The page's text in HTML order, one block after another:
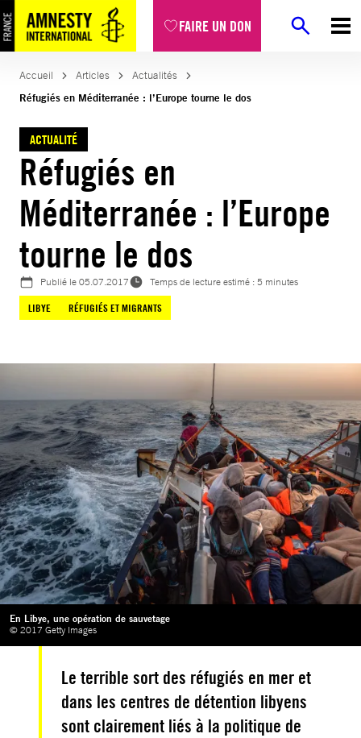
FAIRE UN DON
Aller
au
contenu
Accueil Articles
Actualités
Réfugiés en Méditerranée : l’Europe tourne le dos
ACTUALITÉ
Réfugiés en
Méditerranée : l’Europe
tourne le dos
Publié le05.07.2017
Temps de lecture estimé : 5 minutes
LIBYE
RÉFUGIÉS ET MIGRANTS
En Libye, une opération de sauvetage
© 2017 Getty Images
Le terrible sort des réfugiés en mer et
dans les centres de détention libyens
sont clairement liés à la politique de